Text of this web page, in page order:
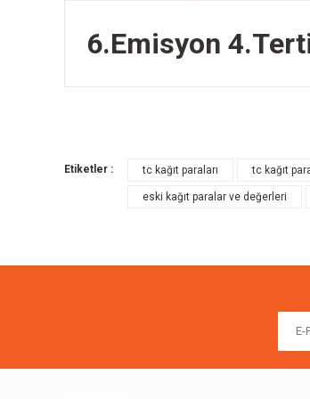
6.Emisyon
Ürün resmi kalitesiz, bozuk veya
Ürün açıklamasında eksik bilgiler
Etiketler : tc kağıt paraları tc kağıt
eski kağıt paralar ve değerleri